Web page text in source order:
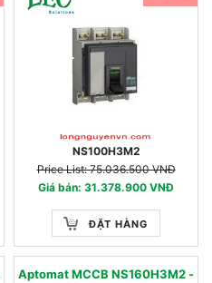
NS100H3M2
Price List: 75.036.500 VNĐ
Giá bán: 31.378.900 VNĐ
ĐẶT HÀNG
Aptomat MCCB NS160H3M2 -